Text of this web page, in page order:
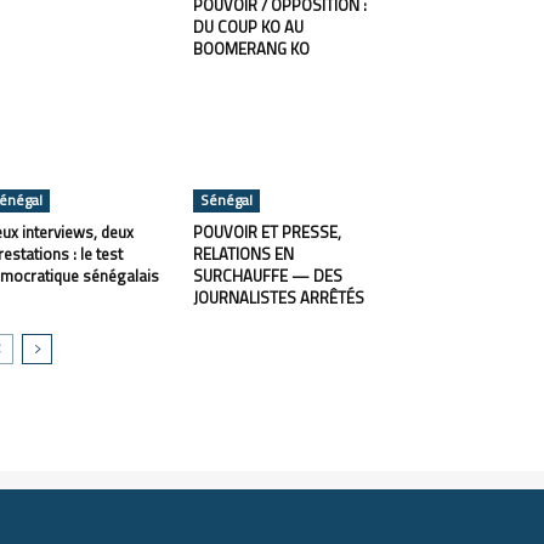
POUVOIR / OPPOSITION :
DU COUP KO AU
BOOMERANG KO
interviews, deux
: le test
sénégalais
Sénégal
POUVOIR ET PRESSE,
RELATIONS EN
SURCHAUFFE — DES
JOURNALISTES ARRÊTÉS